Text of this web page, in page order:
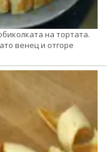
на тортата.
венец и отгоре